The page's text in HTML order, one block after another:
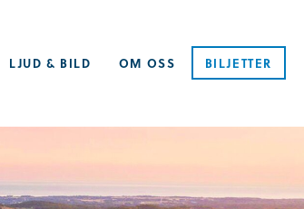
LJUD & BILD OM OSS BILJETTER